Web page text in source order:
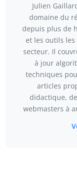
Julien
domaine du
depuis plus de
et les outils
secteur. Il
à jour
techniques
articles
didactique,
webmasters à